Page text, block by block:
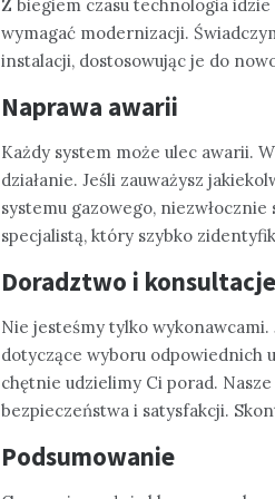
Z biegiem czasu technologia
wymagać modernizacji.
instalacji, dostosowując je do
Naprawa awarii
Każdy system może ulec awarii.
działanie. Jeśli zauważysz
systemu gazowego,
specjalistą, który szybko
Doradztwo i konsultacje
Nie jesteśmy tylko
dotyczące wyboru odpowiednich
chętnie udzielimy Ci porad.
bezpieczeństwa i satysfakcji.
Podsumowanie